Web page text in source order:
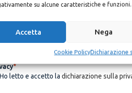
su alcune caratteristiche e funzioni.
Accetta Nega
Cookie PolicyDichiarazione
*
Ho letto e accetto la dichiarazione sulla